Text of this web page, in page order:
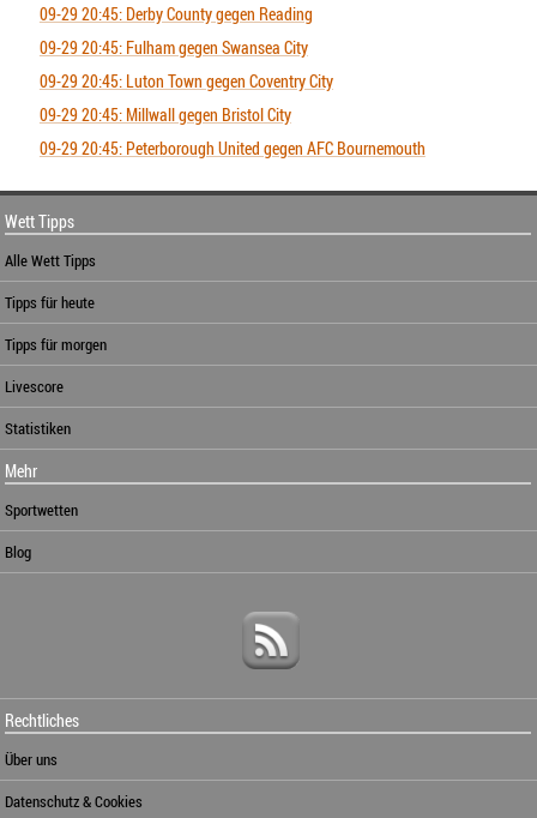
09-29 20:45: Derby County gegen Reading
09-29 20:45: Fulham gegen Swansea City
09-29 20:45: Luton Town gegen Coventry City
09-29 20:45: Millwall gegen Bristol City
09-29 20:45: Peterborough United gegen AFC Bournemouth
Wett Tipps
Alle Wett Tipps
Tipps für heute
Tipps für morgen
Livescore
Statistiken
Mehr
Sportwetten
Blog
Rechtliches
Über uns
Datenschutz & Cookies